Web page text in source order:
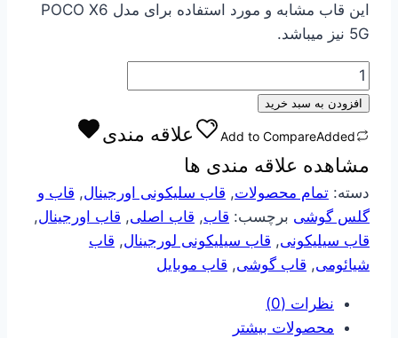
این قاب مشابه و مورد استفاده برای مدل POCO X6
5G نیز میباشد.
قاب
گوشی
اورجینال
مدل
NOTE
13
PRO
5G
افزودن به سبد خرید
Add to CompareAdded
علاقه مندی
مشاهده علاقه مندی ها
دسته: تمام محصولات, قاب سلیکونی اورجینال, قاب و
گلس گوشی برچسب: قاب, قاب اصلی, قاب اورجینال,
قاب سیلیکونی, قاب سیلیکونی لورجینال, قاب
شیائومی, قاب گوشی, قاب موبایل
نظرات (0)
محصولات بیشتر